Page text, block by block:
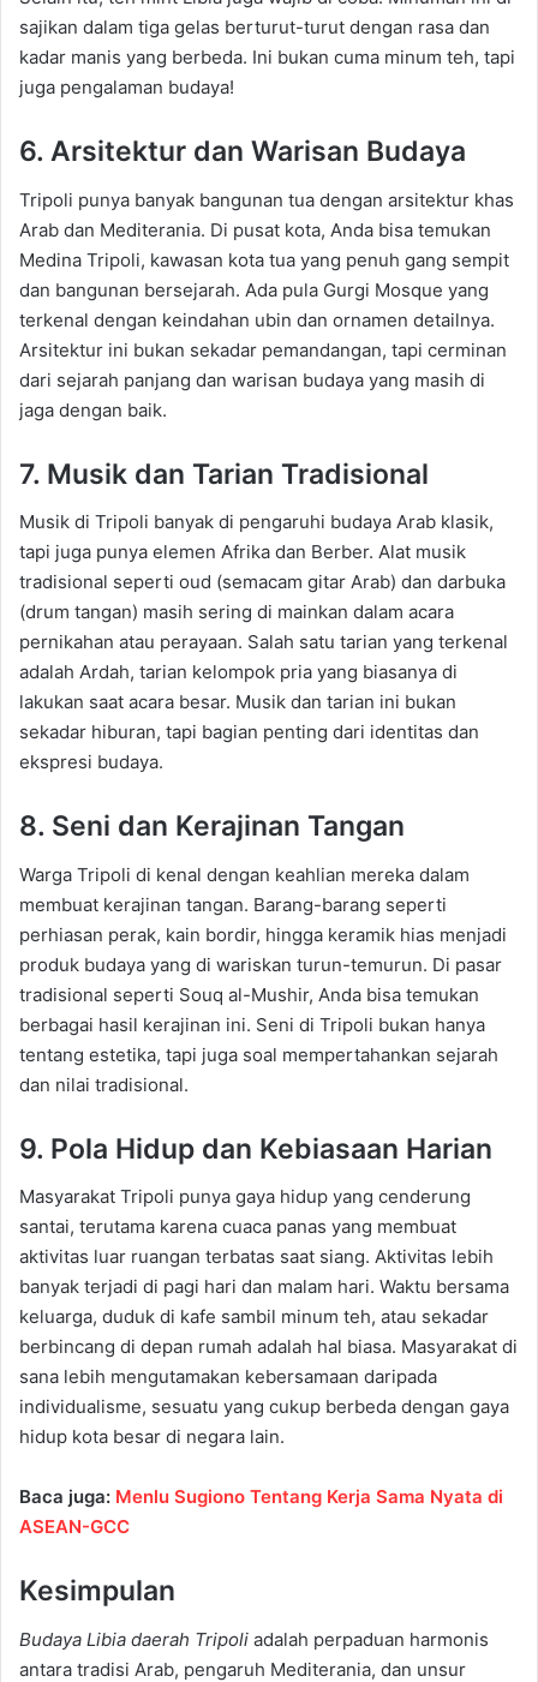
sajikan dalam tiga gelas berturut-turut dengan rasa dan
kadar manis yang berbeda. Ini bukan cuma minum teh, tapi
juga pengalaman budaya!
6. Arsitektur dan Warisan Budaya
Tripoli punya banyak bangunan tua dengan arsitektur khas
Arab dan Mediterania. Di pusat kota, Anda bisa temukan
Medina Tripoli, kawasan kota tua yang penuh gang sempit
dan bangunan bersejarah. Ada pula Gurgi Mosque yang
terkenal dengan keindahan ubin dan ornamen detailnya.
Arsitektur ini bukan sekadar pemandangan, tapi cerminan
dari sejarah panjang dan warisan budaya yang masih di
jaga dengan baik.
7. Musik dan Tarian Tradisional
Musik di Tripoli banyak di pengaruhi budaya Arab klasik,
tapi juga punya elemen Afrika dan Berber. Alat musik
tradisional seperti oud (semacam gitar Arab) dan darbuka
(drum tangan) masih sering di mainkan dalam acara
pernikahan atau perayaan. Salah satu tarian yang terkenal
adalah Ardah, tarian kelompok pria yang biasanya di
lakukan saat acara besar. Musik dan tarian ini bukan
sekadar hiburan, tapi bagian penting dari identitas dan
ekspresi budaya.
8. Seni dan Kerajinan Tangan
Warga Tripoli di kenal dengan keahlian mereka dalam
membuat kerajinan tangan. Barang-barang seperti
perhiasan perak, kain bordir, hingga keramik hias menjadi
produk budaya yang di wariskan turun-temurun. Di pasar
tradisional seperti Souq al-Mushir, Anda bisa temukan
berbagai hasil kerajinan ini. Seni di Tripoli bukan hanya
tentang estetika, tapi juga soal mempertahankan sejarah
dan nilai tradisional.
9. Pola Hidup dan Kebiasaan Harian
Masyarakat Tripoli punya gaya hidup yang cenderung
santai, terutama karena cuaca panas yang membuat
aktivitas luar ruangan terbatas saat siang. Aktivitas lebih
banyak terjadi di pagi hari dan malam hari. Waktu bersama
keluarga, duduk di kafe sambil minum teh, atau sekadar
berbincang di depan rumah adalah hal biasa. Masyarakat di
sana lebih mengutamakan kebersamaan daripada
individualisme, sesuatu yang cukup berbeda dengan gaya
hidup kota besar di negara lain.
Baca juga: Menlu Sugiono Tentang Kerja Sama Nyata di
ASEAN-GCC
Kesimpulan
Budaya Libia daerah Tripoli adalah perpaduan harmonis
antara tradisi Arab, pengaruh Mediterania, dan unsur